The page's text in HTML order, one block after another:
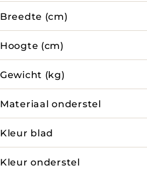
Breedte (cm)
Hoogte (cm)
Gewicht (kg)
Materiaal onderstel
Kleur blad
Kleur onderstel